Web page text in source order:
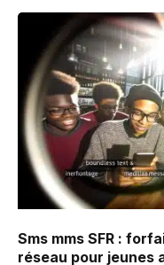
Sms mms SFR :
réseau pour jeunes